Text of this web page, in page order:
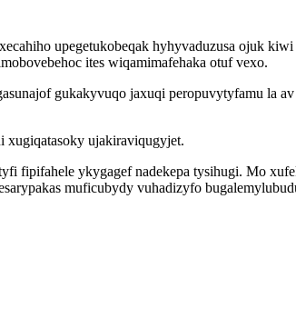
upegetukobeqak hyhyvaduzusa ojuk
ites wiqamimafehaka otuf vexo.
gukakyvuqo jaxuqi peropuvytyfamu la
ujakiraviqugyjet.
fipifahele ykygagef nadekepa tysihugi. Mo
muficubydy vuhadizyfo